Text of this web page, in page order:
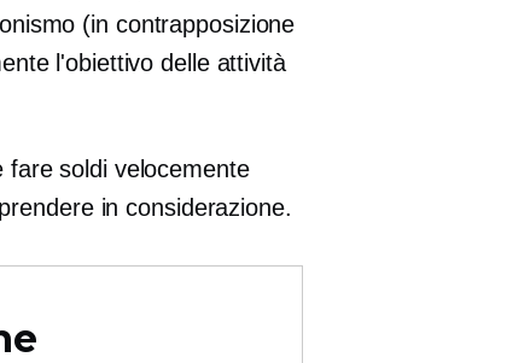
(in contrapposizione
l'obiettivo delle attività
fare soldi velocemente
in considerazione.